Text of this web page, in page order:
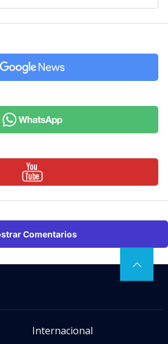
Comentarios
Internacional